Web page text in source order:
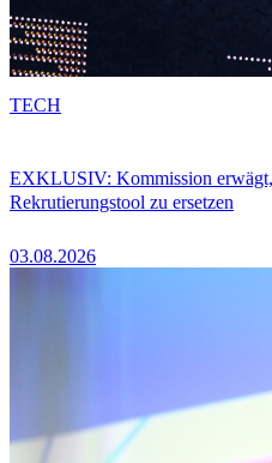
EXKLUSIV: Kommission
Rekrutierungstool zu ersetzen
03.08.2026
TECH